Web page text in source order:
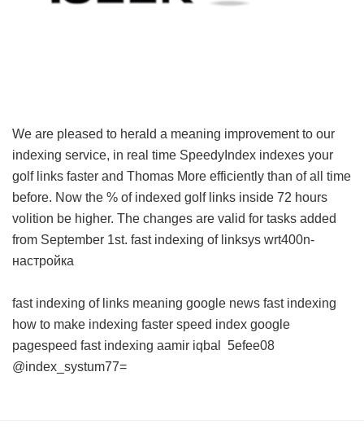
We are pleased to herald a meaning improvement to our
indexing service, in real time SpeedyIndex indexes your
golf links faster and Thomas More efficiently than of all time
before. Now the % of indexed golf links inside 72 hours
volition be higher. The changes are valid for tasks added
from September 1st. fast indexing of linksys wrt400n-
настройка
fast indexing of links meaning google news fast indexing
how to make indexing faster speed index google
pagespeed fast indexing aamir iqbal
5efee08
@index_systum77=